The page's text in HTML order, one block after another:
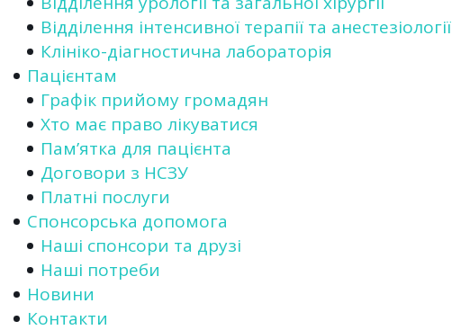
Відділення інтенсивної терапії та анестезіології
Клініко-діагностична лабораторія
Пацієнтам
Графік прийому громадян
Хто має право лікуватися
Пам’ятка для пацієнта
Договори з НСЗУ
Платні послуги
Спонсорська допомога
Наші спонсори та друзі
Наші потреби
Новини
Контакти